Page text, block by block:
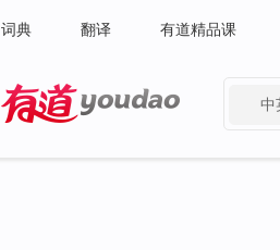
词典 翻译 有道精品课
中